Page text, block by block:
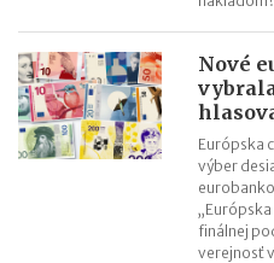
termíny po skončení školského
OČR cez letné prázdniny aNové
Európska
výber
finálnej
verejnosť